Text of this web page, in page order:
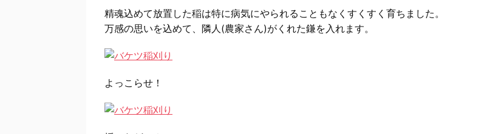
精魂込めて放置した稲は特に病気にやられることもなくすくすく育ちました。
万感の思いを込めて、隣人(農家さん)がくれた鎌を入れます。
よっこらせ！